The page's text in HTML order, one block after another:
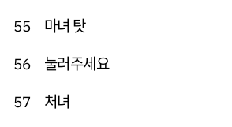
55 마녀 탓
56 눌러주세요
57 처녀